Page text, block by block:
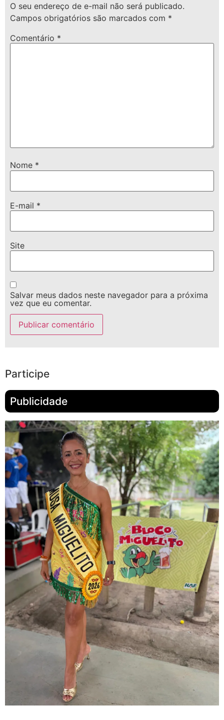
O seu endereço de e-mail não será publicado.
Campos obrigatórios são marcados com *
Comentário *
Nome *
E-mail *
Site
Salvar meus dados neste navegador para a próxima
vez que eu comentar.
Participe
Publicidade